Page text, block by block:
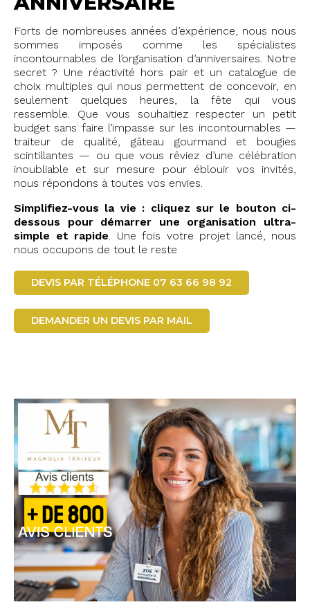
Forts de nombreuses années d’expérience, nous nous
sommes imposés comme les spécialistes
incontournables de l’organisation d’anniversaires. Notre
secret ? Une réactivité hors pair et un catalogue de
choix multiples qui nous permettent de concevoir, en
seulement quelques heures, la fête qui vous
ressemble. Que vous souhaitiez respecter un petit
budget sans faire l’impasse sur les incontournables —
traiteur de qualité, gâteau gourmand et bougies
scintillantes — ou que vous rêviez d’une célébration
inoubliable et sur mesure pour éblouir vos invités,
nous répondons à toutes vos envies.
Simplifiez-vous la vie : cliquez sur le bouton ci-
dessous pour démarrer une organisation ultra-
simple et rapide. Une fois votre projet lancé, nous
nous occupons de tout le reste
DEVIS PAR TÉLÉPHONE 07 63 66 98 92
DEMANDER UN DEVIS PAR MAIL